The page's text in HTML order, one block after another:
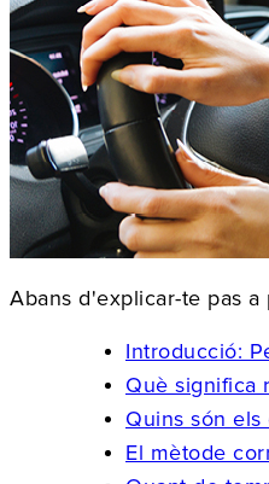
Abans d'explicar-te pas
Introducció:
Què significa
Quins són
El mètode